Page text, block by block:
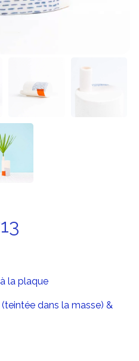
la plaque
dans la masse) &